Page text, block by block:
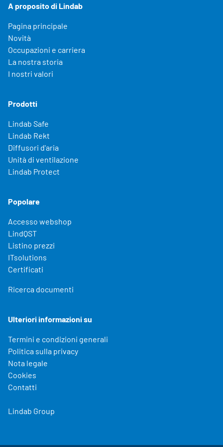
A proposito di Lindab
Pagina principale
Novità
Occupazioni e carriera
La nostra storia
I nostri valori
Prodotti
Lindab Safe
Lindab Rekt
Diffusori d'aria
Unità di ventilazione
Lindab Protect
Popolare
Accesso webshop
LindQST
Listino prezzi
ITsolutions
Certificati
Ricerca documenti
Ulteriori informazioni su
Termini e condizioni generali
Politica sulla privacy
Nota legale
Cookies
Contatti
Lindab Group